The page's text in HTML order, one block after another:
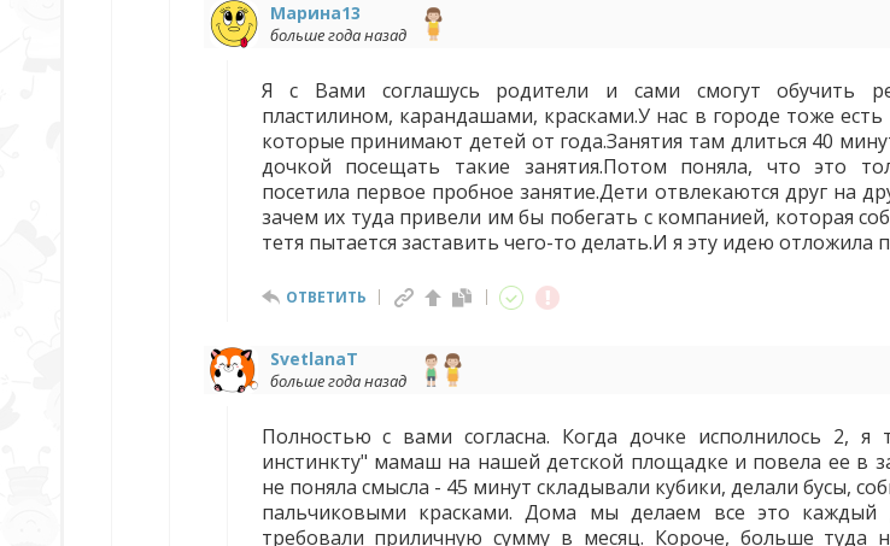
Марина13
больше года назад
Я с Вами соглашусь родители и сами смогут обучить
пластилином, карандашами, красками.У нас в городе тоже
которые принимают детей от года.Занятия там длиться 40
дочкой посещать такие занятия.Потом поняла, что это
посетила первое пробное занятие.Дети отвлекаются друг на
зачем их туда привели им бы побегать с компанией, которая
тетя пытается заставить чего-то делать.И я эту идею отложила
ОТВЕТИТЬ
SvetlanaT
больше года назад
Полностью с вами согласна. Когда дочке исполнилось 2, я
инстинкту" мамаш на нашей детской площадке и повела ее в
не поняла смысла - 45 минут складывали кубики, делали бусы,
пальчиковыми красками. Дома мы делаем все это каждый
требовали приличную сумму в месяц. Короче, больше туда